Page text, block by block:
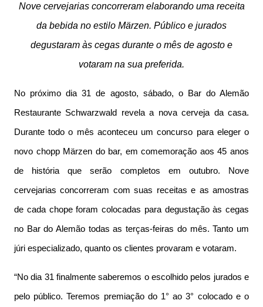
Nove cervejarias concorreram elaborando uma receita
da bebida no estilo Märzen. Público e jurados
degustaram às cegas durante o mês de agosto e
votaram na sua preferida.
No próximo dia 31 de agosto, sábado, o Bar do Alemão
Restaurante Schwarzwald revela a nova cerveja da casa.
Durante todo o mês aconteceu um concurso para eleger o
novo chopp Märzen do bar, em comemoração aos 45 anos
de história que serão completos em outubro. Nove
cervejarias concorreram com suas receitas e as amostras
de cada chope foram colocadas para degustação às cegas
no Bar do Alemão todas as terças-feiras do mês. Tanto um
júri especializado, quanto os clientes provaram e votaram.
“No dia 31 finalmente saberemos o escolhido pelos jurados e
pelo público. Teremos premiação do 1° ao 3° colocado e o